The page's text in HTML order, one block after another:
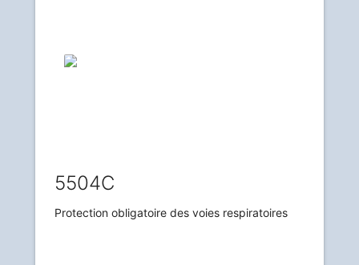
5504C
Protection obligatoire des voies respiratoires